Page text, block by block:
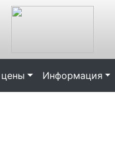
Информация